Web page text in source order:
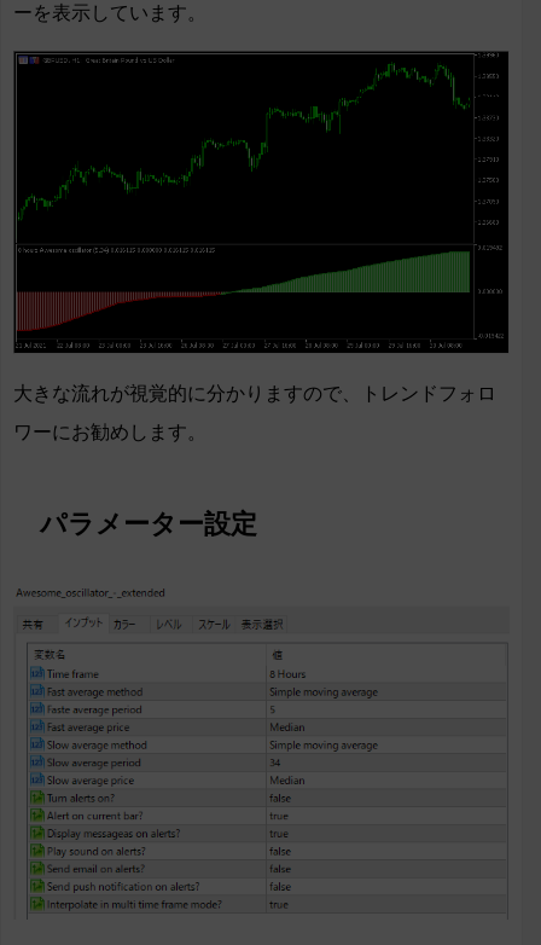
ーを表示しています。
大きな流れが視覚的に分かりますので、トレンドフォロ
ワーにお勧めします。
パラメーター設定